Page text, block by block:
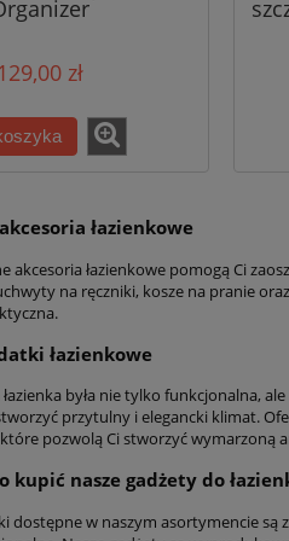
129,00 zł
łazienkowe
akcesoria łazienkowe pomogą Ci
na ręczniki, kosze na pranie
łazienkowe
łazienka była nie tylko funkcjonalna,
przytulny i elegancki klimat.
pozwolą Ci stworzyć wymarzoną
kupić nasze gadżety do
dostępne w naszym asortymencie